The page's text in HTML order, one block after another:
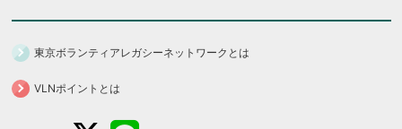
東京ボランティアレガシーネットワークとは
VLNポイントとは